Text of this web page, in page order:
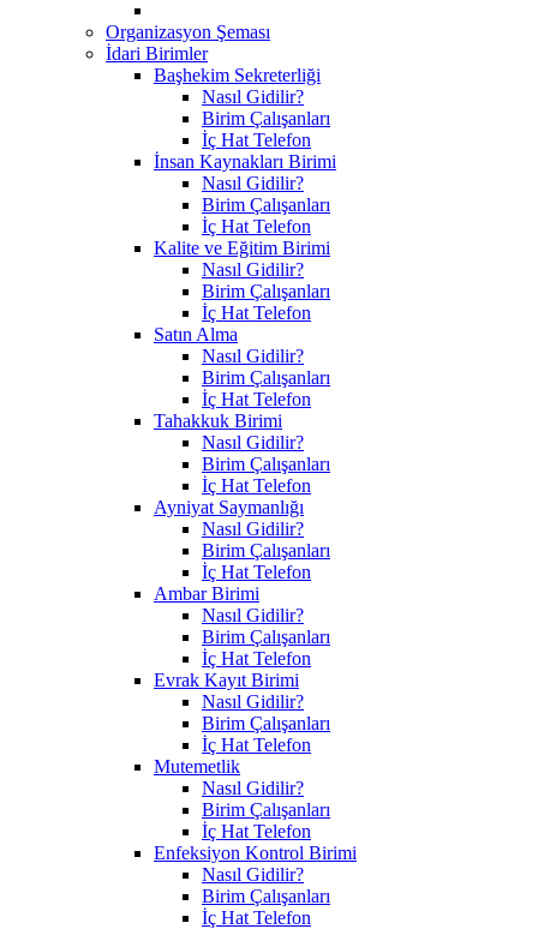
Organizasyon Şeması
İdari Birimler
Başhekim Sekreterliği
Nasıl Gidilir?
Birim Çalışanları
İç Hat Telefon
İnsan Kaynakları Birimi
Nasıl Gidilir?
Birim Çalışanları
İç Hat Telefon
Kalite ve Eğitim Birimi
Nasıl Gidilir?
Birim Çalışanları
İç Hat Telefon
Satın Alma
Nasıl Gidilir?
Birim Çalışanları
İç Hat Telefon
Tahakkuk Birimi
Nasıl Gidilir?
Birim Çalışanları
İç Hat Telefon
Ayniyat Saymanlığı
Nasıl Gidilir?
Birim Çalışanları
İç Hat Telefon
Ambar Birimi
Nasıl Gidilir?
Birim Çalışanları
İç Hat Telefon
Evrak Kayıt Birimi
Nasıl Gidilir?
Birim Çalışanları
İç Hat Telefon
Mutemetlik
Nasıl Gidilir?
Birim Çalışanları
İç Hat Telefon
Enfeksiyon Kontrol Birimi
Nasıl Gidilir?
Birim Çalışanları
İç Hat Telefon